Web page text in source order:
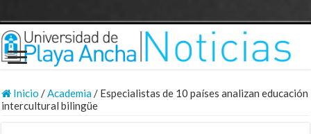
Inicio /Academia/ Especialistas de 10 países analizan educación
intercultural bilingüe